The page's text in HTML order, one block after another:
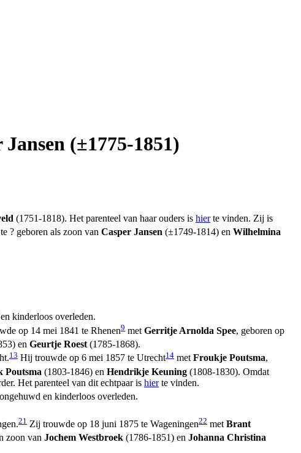
(±1775-1851)
(1751-1818). Het parenteel van haar ouders is hierte vinden. Zij is
? geboren als zoon van Casper Jansen (±1749-1814) en Wilhelmina
kinderloos overleden.
op 14 mei 1841 te Rhenen9 met Gerritje Arnolda Spee, geboren op
en Geurtje Roest (1785-1868).
13 Hij trouwde op 6 mei 1857 te Utrecht14 metFroukje Poutsma,
Poutsma (1803-1846) en Hendrikje Keuning (1808-1830). Omdat
Het parenteel van dit echtpaar is hierte vinden.
en kinderloos overleden.
21 Zij trouwde op 18 juni 1875 te Wageningen22 met Brant
zoon van Jochem Westbroek (1786-1851) en Johanna Christina